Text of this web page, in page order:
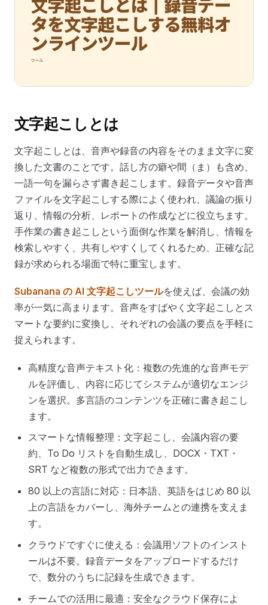
文字起こしとは
文字起こしとは、音声や録音の内容をそのまま文字に変
換した文書のことです。話し方の癖や間（ま）も含め、
一語一句を漏らさず書き起こします。録音データや音声
ファイルを文字起こしする際によく使われ、議論の振り
返り、情報の分析、レポートの作成などに役立ちます。
手作業の書き起こしという面倒な作業を解消し、情報を
検索しやすく、共有しやすくしてくれるため、正確な記
録が求められる場面で特に重宝します。
Subanana の AI 文字起こしツールを使えば、会議の効
率が一気に高まります。音声をすばやく文字起こしとス
マートな要約に変換し、それぞれの会議の要点を手軽に
捉えられます。
高精度な音声テキスト化：複数の先進的な音声モデ
ルを評価し、内容に応じてシステムが適切なエンジ
ンを選択。多言語のコンテンツを正確に書き起こし
ます。
スマートな情報整理：文字起こし、会議内容の要
約、To Do リストを自動生成し、DOCX・TXT・
SRT など複数の形式で出力できます。
80 以上の言語に対応：日本語、英語をはじめ 80 以
上の言語をカバーし、海外チームとの連携を支えま
す。
クラウドですぐに使える：会議用ソフトのインスト
ールは不要。録音データをアップロードするだけ
で、数分のうちに記録を生成できます。
チームでの活用に最適：安全なクラウド保存によ